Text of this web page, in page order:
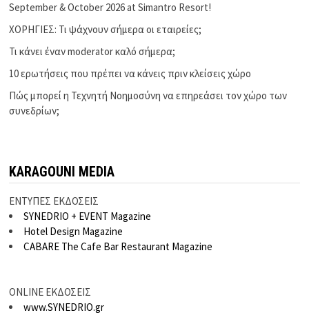
September & October 2026 at Simantro Resort!
ΧΟΡΗΓΙΕΣ: Τι ψάχνουν σήμερα οι εταιρείες;
Τι κάνει έναν moderator καλό σήμερα;
10 ερωτήσεις που πρέπει να κάνεις πριν κλείσεις χώρο
Πώς μπορεί η Τεχνητή Νοημοσύνη να επηρεάσει τον χώρο των
συνεδρίων;
KARAGOUNI MEDIA
ΕΝΤΥΠΕΣ ΕΚΔΟΣΕΙΣ
SYNEDRIO + EVENT Magazine
Hotel Design Magazine
CABARE The Cafe Bar Restaurant Magazine
ONLINE ΕΚΔΟΣΕΙΣ
www.SYNEDRIO.gr